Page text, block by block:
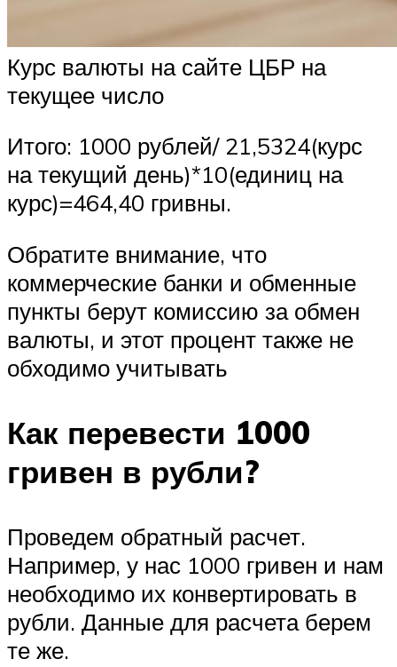
Курс валюты на сайте ЦБР на
текущее число
Итого: 1000 рублей/ 21,5324(курс
на текущий день)*10(единиц на
курс)=464,40 гривны.
Обратите внимание, что
коммерческие банки и обменные
пункты берут комиссию за обмен
валюты, и этот процент также не
обходимо учитывать
Как перевести 1000
гривен в рубли?
Проведем обратный расчет.
Например, у нас 1000 гривен и нам
необходимо их конвертировать в
рубли. Данные для расчета берем
те же.